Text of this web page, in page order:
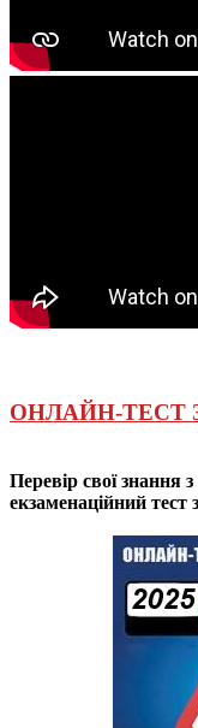
ОНЛАЙН-ТЕСТ
Перевір свої знання
екзаменаційний тест